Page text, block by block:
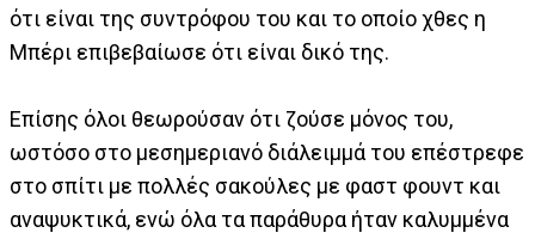
ότι είναι της συντρόφου του και το οποίο χθες η
Μπέρι επιβεβαίωσε ότι είναι δικό της.
Επίσης όλοι θεωρούσαν ότι ζούσε μόνος του,
ωστόσο στο μεσημεριανό διάλειμμά του επέστρεφε
στο σπίτι με πολλές σακούλες με φαστ φουντ και
αναψυκτικά, ενώ όλα τα παράθυρα ήταν καλυμμένα